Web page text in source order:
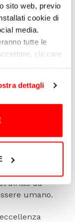
sito web, previo
cookie di
media.
tutte le
cliccare
del sito.
saranno
dettagli
, Ella
il premio si
femminile di
in
che
della
diritto ad
umano.